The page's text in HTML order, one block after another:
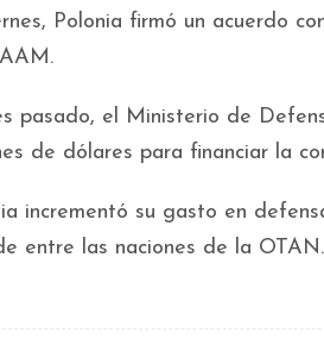
Polonia firmó un acuerdo
pasado, el Ministerio de
de dólares para financiar la
incrementó su gasto en
entre las naciones de la OTAN.